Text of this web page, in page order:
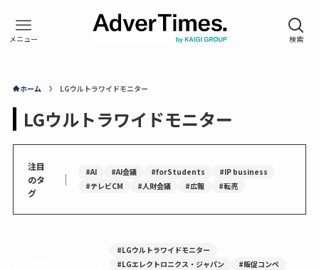
ホーム LGウルトラワイドモニター
LGウルトラワイドモニター
注目
のタ
グ
｜ #AI #AI会議 #forStudents
#IP business
#テレビCM
#人財会議 #広報 #転売
#LGウルトラワイドモニター
#LGエレクトロニクス・ジャパン
#販促コンペ